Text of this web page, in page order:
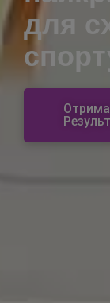
для